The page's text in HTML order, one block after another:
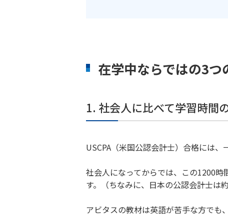
在学中ならではの3つ
1. 社会人に比べて学習時間
USCPA（米国公認会計士）合格には、
社会人になってからでは、この1200
す。（ちなみに、日本の公認会計士は
アビタスの教材は英語が苦手な方でも